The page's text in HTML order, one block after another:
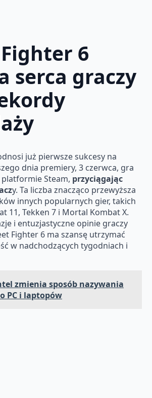
6
serca graczy
już pierwsze sukcesy na
dnia premiery, 3 czerwca, gra
Steam, przyciągając
y. Ta liczba znacząco przewyższa
innych popularnych gier, takich
11, Tekken 7 i Mortal Kombat X.
i entuzjastyczne opinie graczy
Fighter 6 ma szansę utrzymać
w nadchodzących tygodniach i
zmienia sposób nazywania
PC i laptopów